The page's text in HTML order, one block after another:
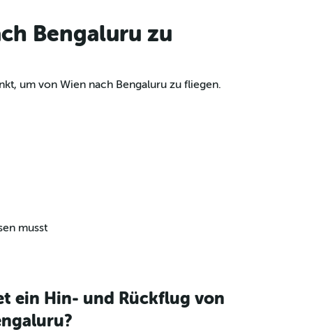
Bengaluru zu
um von Wien nach Bengaluru zu fliegen.
musst
ein Hin- und Rückflug von